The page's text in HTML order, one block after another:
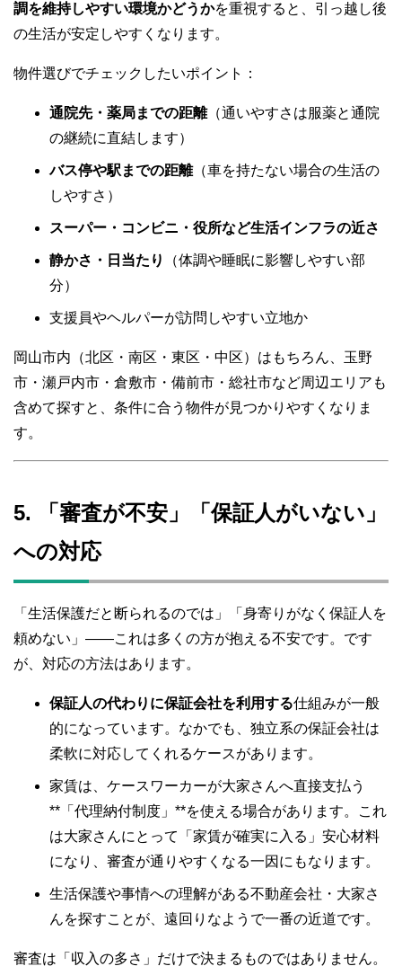
調を維持しやすい環境かどうかを重視すると、引っ越し後
の生活が安定しやすくなります。
物件選びでチェックしたいポイント：
通院先・薬局までの距離（通いやすさは服薬と通院
の継続に直結します）
バス停や駅までの距離（車を持たない場合の生活の
しやすさ）
スーパー・コンビニ・役所など生活インフラの近さ
静かさ・日当たり
（体調や睡眠に影響しやすい部
分）
支援員やヘルパーが訪問しやすい立地か
岡山市内（北区・南区・東区・中区）はもちろん、玉野
市・瀬戸内市・倉敷市・備前市・総社市など周辺エリアも
含めて探すと、条件に合う物件が見つかりやすくなりま
す。
5. 「審査が不安」「保証人がいない」
への対応
「生活保護だと断られるのでは」「身寄りがなく保証人を
頼めない」——これは多くの方が抱える不安です。です
が、対応の方法はあります。
保証人の代わりに保証会社を利用する仕組みが一般
的になっています。なかでも、独立系の保証会社は
柔軟に対応してくれるケースがあります。
家賃は、ケースワーカーが大家さんへ直接支払う
**「代理納付制度」**を使える場合があります。これ
は大家さんにとって「家賃が確実に入る」安心材料
になり、審査が通りやすくなる一因にもなります。
生活保護や事情への理解がある不動産会社・大家さ
んを探すことが、遠回りなようで一番の近道です。
審査は「収入の多さ」だけで決まるものではありません。